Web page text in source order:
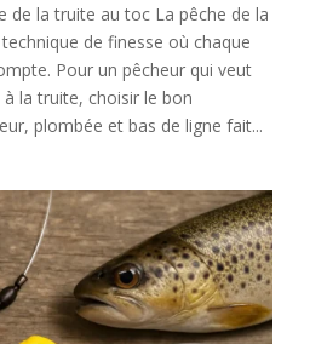
de la truite au toc La pêche de la
de finesse où chaque
Pour un pêcheur qui veut
la truite, choisir le bon
plombée et bas de ligne fait...